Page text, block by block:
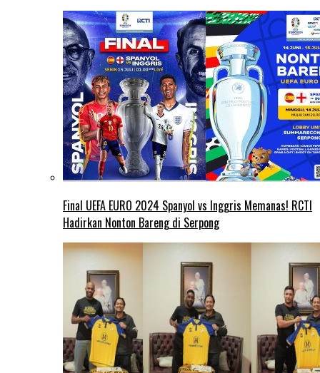
Final UEFA EURO 2024 Spanyol vs Inggris Memanas! RCTI
Hadirkan Nonton Bareng di Serpong